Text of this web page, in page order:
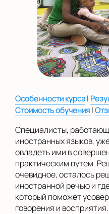
в
области
Показать
Выбрать
Особенности курса|
Стоимость обучения|
Специалисты,
иностранных языков,
овладеть ими в
практическим путем.
очевидное, осталось
иностранной речью и
который поможет
говорения и восприятия.